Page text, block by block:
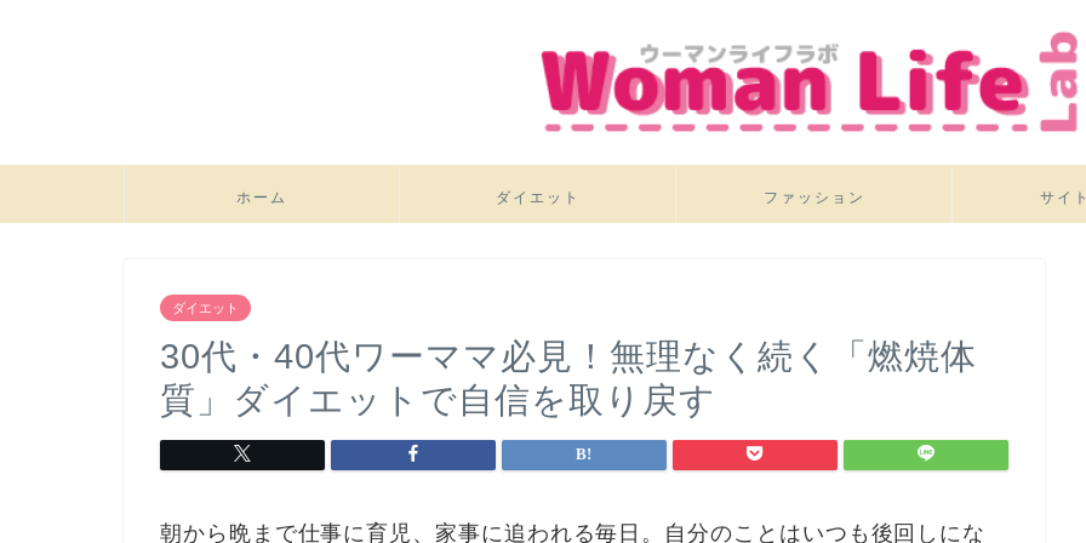
ホーム ダイエット ファッション サイ
ダイエット
30代・40代ワーママ必見！無理なく続く「燃焼体
質」ダイエットで自信を取り戻す
朝から晩まで仕事に育児、家事に追われる毎日。自分のことはいつも後回しにな